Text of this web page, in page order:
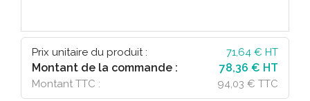
Prix unitaire du produit : 71,64 € HT
Montant de la commande : 78,36 € HT
Montant TTC : 94,03 € TTC